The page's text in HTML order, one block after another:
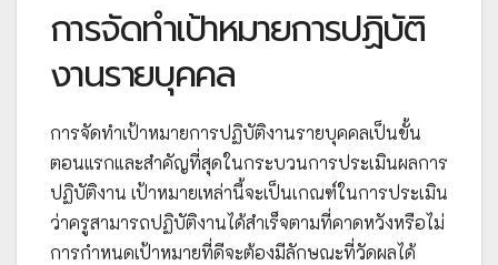
การจัดทำเป้าหมายการปฏิบัติ
งานรายบุคคล
การจัดทำเป้าหมายการปฏิบัติงานรายบุคคลเป็นขั้น
ตอนแรกและสำคัญที่สุดในกระบวนการประเมินผลการ
ปฏิบัติงาน เป้าหมายเหล่านี้จะเป็นเกณฑ์ในการประเมิน
ว่าครูสามารถปฏิบัติงานได้สำเร็จตามที่คาดหวังหรือไม่
การกำหนดเป้าหมายที่ดีจะต้องมีลักษณะที่วัดผลได้